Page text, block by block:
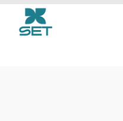
Textiel Cafe